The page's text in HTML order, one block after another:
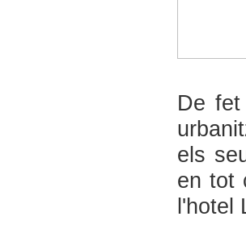
De
els
en tot
l'hotel